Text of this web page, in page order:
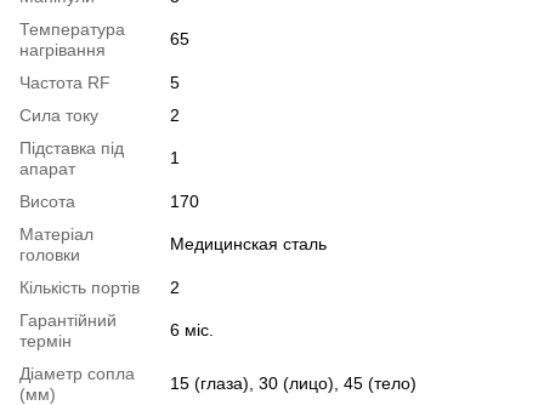
Температура
нагрівання
65
Частота RF
5
Сила току
2
Підставка під
апарат
1
Висота
170
Матеріал
головки
Медицинская сталь
Кількість портів
2
Гарантійний
термін
6 міс.
Діаметр сопла
(мм)
15 (глаза), 30 (лицо), 45 (тело)